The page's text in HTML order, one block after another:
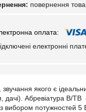
повернення
електронні
якого є
Абревіатура B/TB
з вибором потужностей 5